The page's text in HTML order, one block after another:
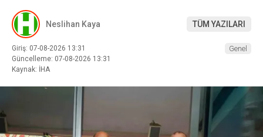
Neslihan Kaya TÜM YAZILARI
Giriş: 07-08-2026 13:31
Güncelleme: 07-08-2026 13:31
Kaynak: İHA
Genel